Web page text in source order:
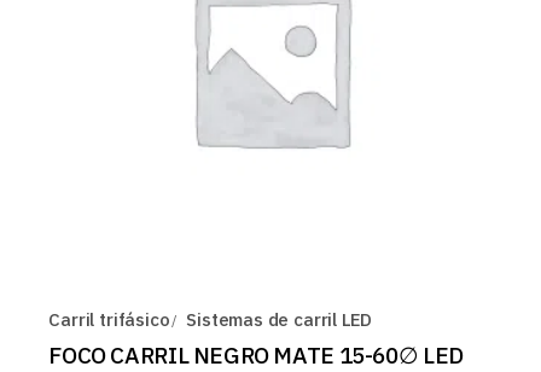
Carril trifásico Sistemas de carril LED
FOCO CARRIL NEGRO MATE 15-60∅ LED